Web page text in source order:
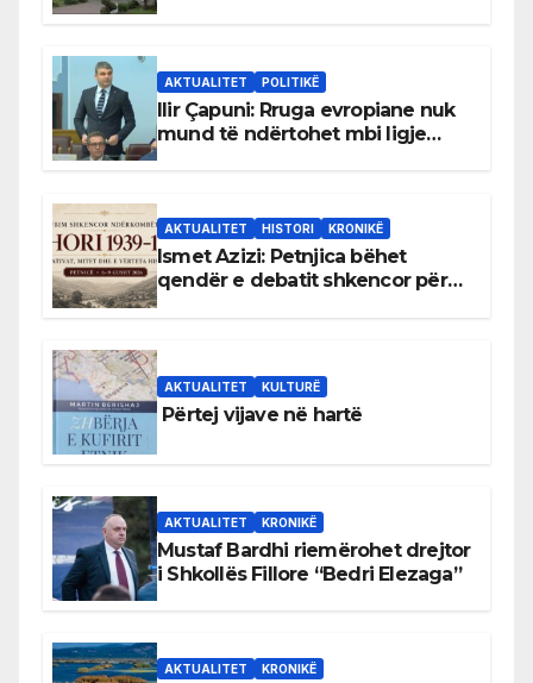
AKTUALITET POLITIKË
Ilir Çapuni: Rruga evropiane nuk
mund të ndërtohet mbi ligje
AKTUALITET HISTORI KRONIKË
Ismet Azizi: Petnjica bëhet
qendër e debatit shkencor për
AKTUALITET KULTURË
Përtej vijave në hartë
AKTUALITET KRONIKË
Mustaf Bardhi riemërohet drejtor
i Shkollës Fillore “Bedri Elezaga”
AKTUALITET KRONIKË